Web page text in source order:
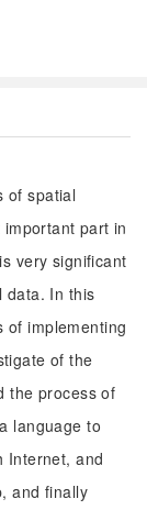
of spatial
part in
very significant
data. In this
of implementing
of the
the process of
language to
Internet, and
and finally